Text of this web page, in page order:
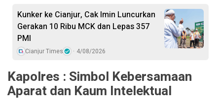
Kunker ke Cianjur, Cak Imin Luncurkan
Gerakan 10 Ribu MCK dan Lepas 357
PMI
Cianjur Times 4/08/2026
Kapolres : Simbol Kebersamaan
Aparat dan Kaum Intelektual